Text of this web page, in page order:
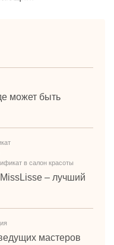
может быть
в салон красоты
– лучший
мастеров